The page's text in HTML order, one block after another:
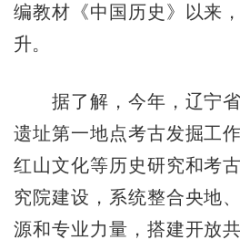
编教材《中国历史》以来
升。
据了解，今年，辽宁省
遗址第一地点考古发掘工
红山文化等历史研究和考
究院建设，系统整合央地
源和专业力量，搭建开放